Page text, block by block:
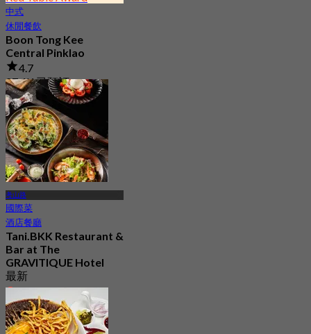
中式
休閒餐飲
Boon Tong Kee
Central Pinklao
4.7
27.4K 已預訂
起฿ 362.5
考山路
國際菜
酒店餐廳
Tani.BKK Restaurant &
Bar at The
GRAVITIQUE Hotel
最新
4.7
起฿ 530